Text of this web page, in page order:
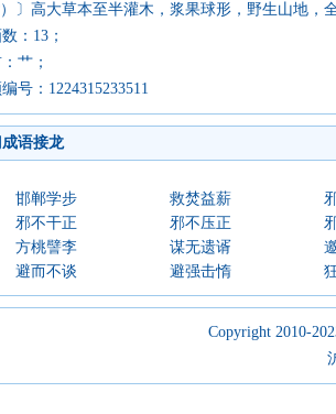
）〕高大草本至半灌木，浆果球形，野生山地，
：13；
艹；
号：1224315233511
语接龙
邯郸学步 救焚益薪
邪不干正
邪不压正
方桃譬李
谋无遗谞
避而不谈
避强击惰
Copyright 2010-